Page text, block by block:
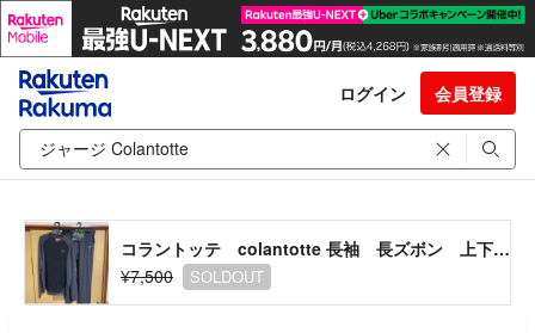
ログイン 会員登録
コラントッテ colantotte 長袖 長ズボン 上下セット セットアップ
¥7,500
SOLDOUT